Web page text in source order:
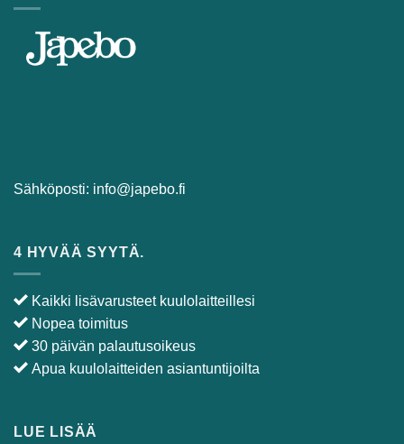
Sähköposti:info@japebo.fi
4 HYVÄÄ SYYTÄ.
Kaikki lisävarusteet kuulolaitteillesi
Nopea toimitus
30 päivän palautusoikeus
Apua kuulolaitteiden asiantuntijoilta
LUE LISÄÄ